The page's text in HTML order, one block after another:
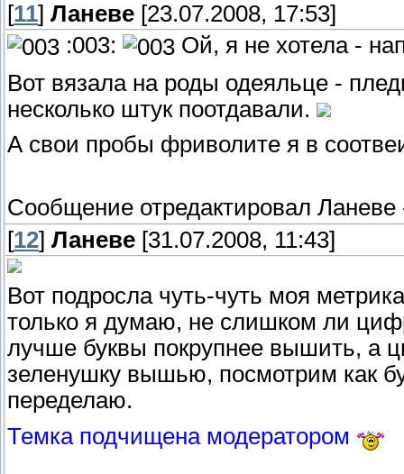
[11] Ланеве [23.07.2008, 17:53]
:003:
Ой, я не хотела -
Вот вязала на роды одеяльце -
несколько штук поотдавали.
А свои пробы фриволите я в
Сообщение отредактировал Ланеве
[12] Ланеве [31.07.2008, 11:43]
Вот подросла чуть-чуть моя
только я думаю, не слишком ли
лучше буквы покрупнее вышить, а
зеленушку вышью, посмотрим как
переделаю.
Темка подчищена модератором